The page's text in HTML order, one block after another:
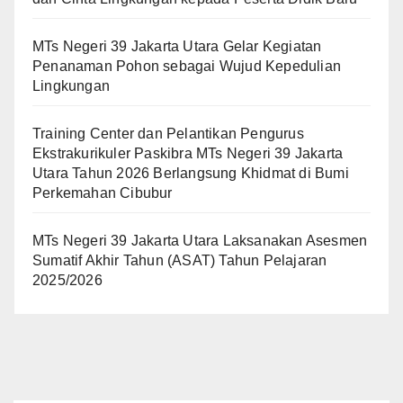
MTs Negeri 39 Jakarta Utara Gelar Kegiatan
Penanaman Pohon sebagai Wujud Kepedulian
Lingkungan
Training Center dan Pelantikan Pengurus
Ekstrakurikuler Paskibra MTs Negeri 39 Jakarta
Utara Tahun 2026 Berlangsung Khidmat di Bumi
Perkemahan Cibubur
MTs Negeri 39 Jakarta Utara Laksanakan Asesmen
Sumatif Akhir Tahun (ASAT) Tahun Pelajaran
2025/2026